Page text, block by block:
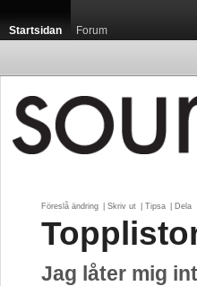
Startsidan Forum
Föreslå ändring Skriv ut Tipsa Dela
Jag låter mig